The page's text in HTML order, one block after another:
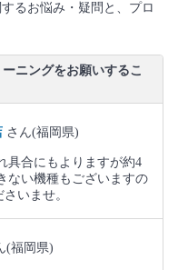
るお悩み・疑問と、プロ
ニングをお願いするこ
さん(福岡県)
具合にもよりますが約4
ない機種もございますの
いませ。
(福岡県)